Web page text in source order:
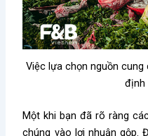
Việc lựa chọn nguồn cung
định
Một khi bạn đã rõ ràng
chúng vào lợi nhuận gộp.